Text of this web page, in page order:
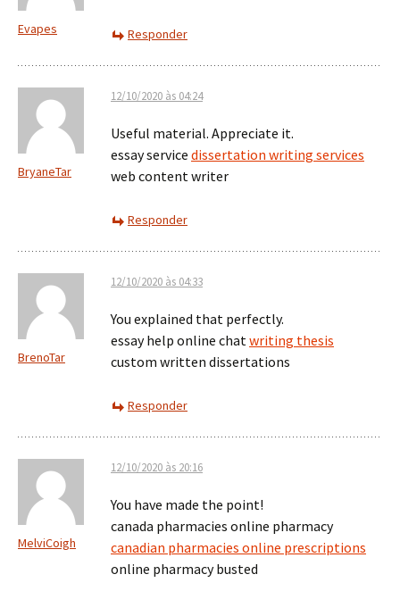
Evapes Responder
BryaneTar
12/10/2020 às 04:24
Useful material. Appreciate it.
essay service dissertation writing services
web content writer
Responder
BrenoTar
12/10/2020 às 04:33
You explained that perfectly.
essay help online chatwriting thesis
custom written dissertations
Responder
MelviCoigh
12/10/2020 às 20:16
You have made the point!
canada pharmacies online pharmacy
canadian pharmacies online prescriptions
online pharmacy busted